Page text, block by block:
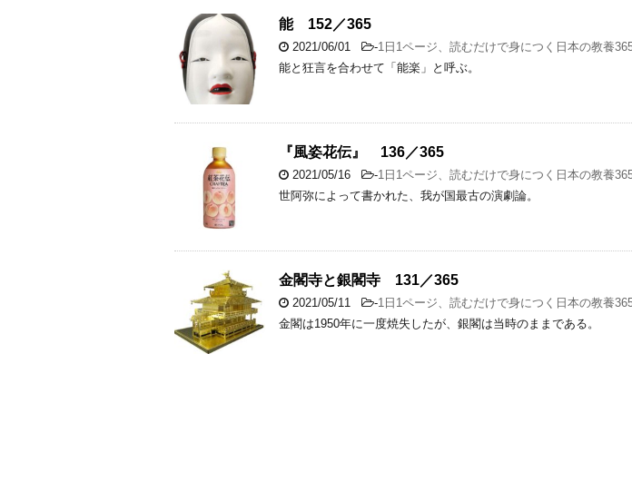
能 152／365
2021/06/01 -1日1ページ、読むだけで身につく日本の教養
能と狂言を合わせて「能楽」と呼ぶ。
『風姿花伝』 136／365
2021/05/16 -1日1ページ、読むだけで身につく日本の教養
世阿弥によって書かれた、我が国最古の演劇論。
金閣寺と銀閣寺 131／365
2021/05/11 -1日1ページ、読むだけで身につく日本の教養
金閣は1950年に一度焼失したが、銀閣は当時のままである。